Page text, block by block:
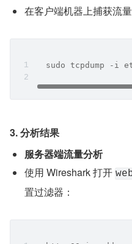
在客户端机器上捕获流
sudo tcpdump -i
3. 分析结果
服务器端流量分析
使用 Wireshark 打开
置过滤器：